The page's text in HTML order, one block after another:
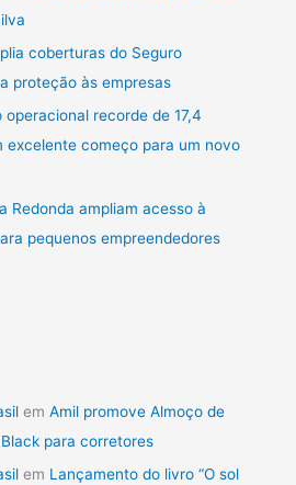
coberturas do Seguro
proteção às empresas
recorde de 17,4
excelente começo para um novo
Redonda ampliam acesso à
pequenos empreendedores
emAmil promove Almoço de
para corretores
em Lançamento do livro “O sol